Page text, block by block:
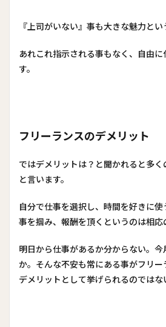
『上司がいない』事も大きな魅力とい
あれこれ指示される事もなく、自由
す。
フリーランスのデメリット
ではデメリットは？と聞かれると多く
と言います。
自分で仕事を選択し、時間を好きに
事を掴み、報酬を頂くというのは相応
明日から仕事があるか分からない。今
か。そんな不安も常にある事がフリ
デメリットとして挙げられるのではな